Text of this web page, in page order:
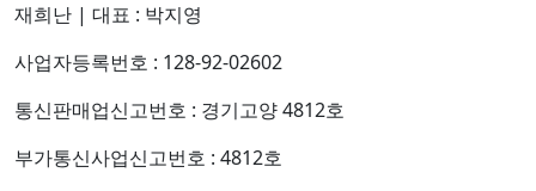
재희난 | 대표 : 박지영
사업자등록번호 : 128-92-02602
통신판매업신고번호 : 경기고양 4812호
부가통신사업신고번호 : 4812호